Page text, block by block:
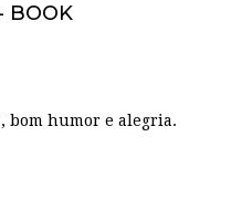
BOOK
bom humor e alegria.